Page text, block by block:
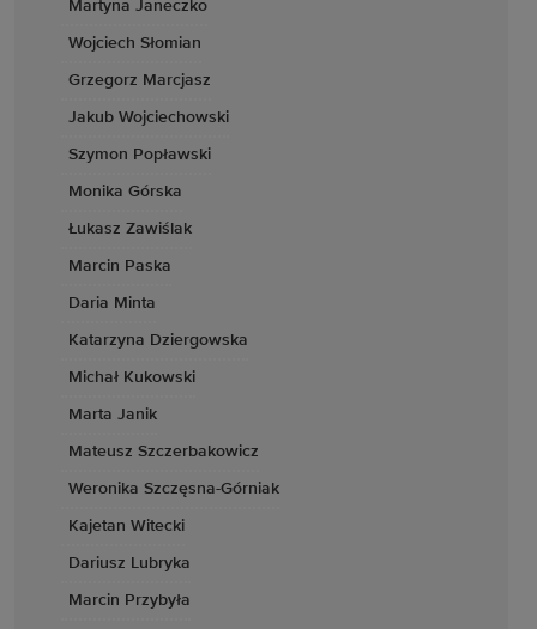
Martyna Janeczko
Wojciech Słomian
Grzegorz Marcjasz
Jakub Wojciechowski
Szymon Popławski
Monika Górska
Łukasz Zawiślak
Marcin Paska
Daria Minta
Katarzyna Dziergowska
Michał Kukowski
Marta Janik
Mateusz Szczerbakowicz
Weronika Szczęsna-Górniak
Kajetan Witecki
Dariusz Lubryka
Marcin Przybyła